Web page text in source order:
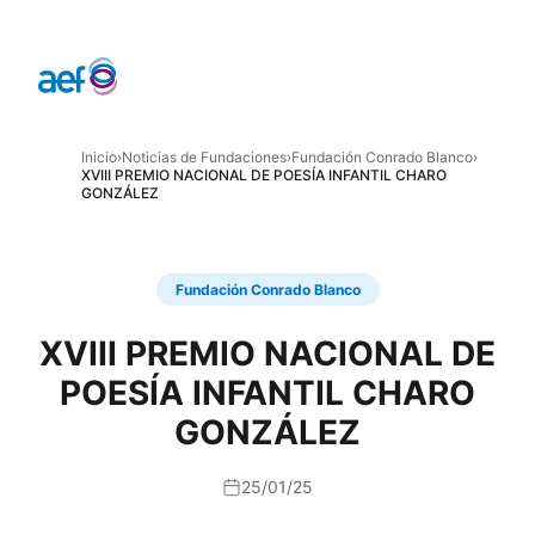
Inicio›Noticias de Fundaciones›Fundación Conrado Blanco›
XVIII PREMIO NACIONAL DE POESÍA INFANTIL CHARO
GONZÁLEZ
Fundación Conrado Blanco
XVIII PREMIO NACIONAL DE
POESÍA INFANTIL CHARO
GONZÁLEZ
25/01/25